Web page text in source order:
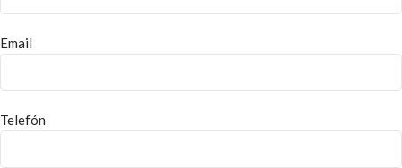
Email
Telefón